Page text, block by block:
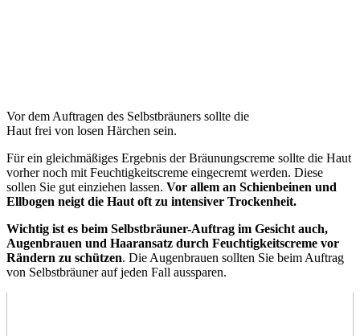
Vor dem Auftragen des Selbstbräuners sollte die
Haut frei von losen Härchen sein.
Für ein gleichmäßiges Ergebnis der Bräunungscreme sollte die Haut
vorher noch mit Feuchtigkeitscreme eingecremt werden. Diese
sollen Sie gut einziehen lassen. Vor allem an Schienbeinen und
Ellbogen neigt die Haut oft zu intensiver Trockenheit.
Wichtig ist es beim Selbstbräuner-Auftrag im Gesicht auch,
Augenbrauen und Haaransatz durch Feuchtigkeitscreme vor
Rändern zu schützen. Die Augenbrauen sollten Sie beim Auftrag
von Selbstbräuner auf jeden Fall aussparen.